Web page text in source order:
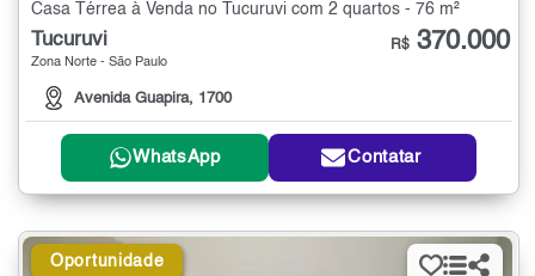
Casa Térrea à Venda no Tucuruvi com 2 quartos - 76 m²
Tucuruvi
Zona Norte - São Paulo
Avenida Guapira, 1700
R$ 370.000
WhatsApp Contatar
Oportunidade